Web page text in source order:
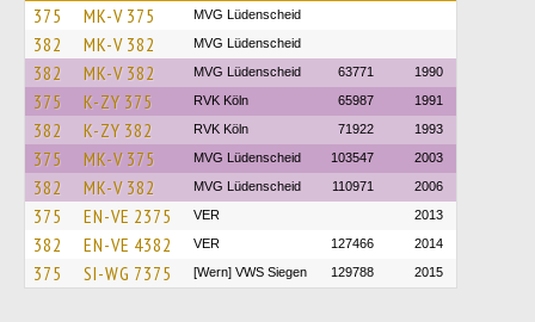
375 MK-V 375 MVG Lüdenscheid
382 MK-V 382 MVG Lüdenscheid
382 MK-V 382 MVG Lüdenscheid 63771 1990
375 K-ZY 375 RVK Köln 65987 1991
382 K-ZY 382 RVK Köln 71922 1993
375 MK-V 375 MVG Lüdenscheid 103547 2003
382 MK-V 382 MVG Lüdenscheid 110971 2006
375 EN-VE 2375 VER 2013
382 EN-VE 4382 VER 127466 2014
375 SI-WG 7375 [Wern] VWS Siegen 129788 2015